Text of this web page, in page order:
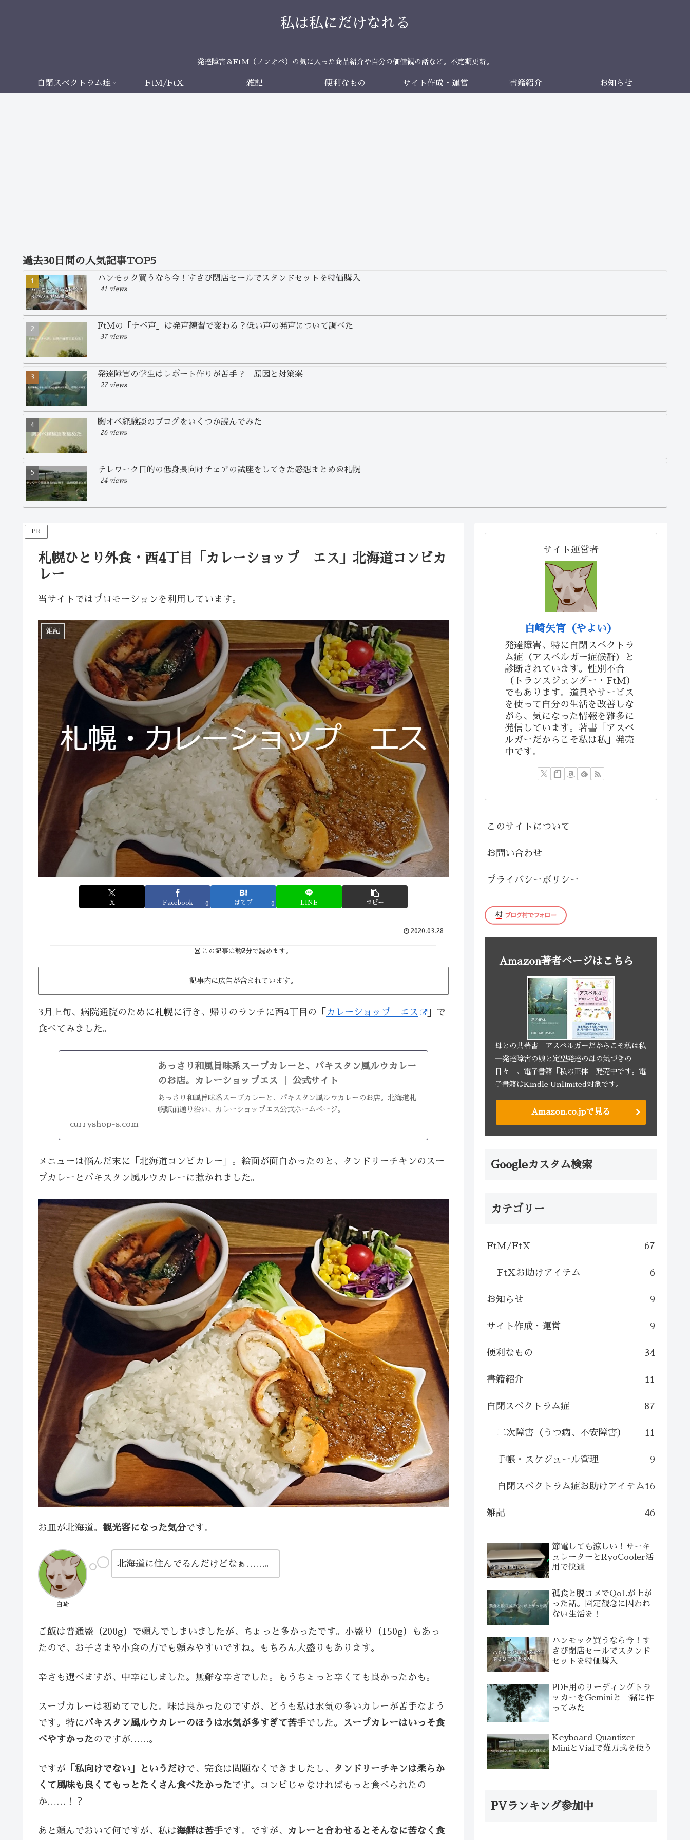
私は私にだけなれる
発達障害＆FtM（ノンオペ）の気に入った商品紹介や自分の価値観の話など。不定期更新。
自閉スペクトラム症 FtM/FtX 雑記 便利なもの サイト作成・運営 書籍紹介 お知らせ
過去30日間の人気記事TOP5
ハンモック買うなら今！すさび閉店セールでスタンドセットを特価購入
41 views
FtMの「ナベ声」は発声練習で変わる？低い声の発声について調べた
37 views
発達障害の学生はレポート作りが苦手？ 原因と対策案
27 views
胸オペ経験談のブログをいくつか読んでみた
26 views
テレワーク目的の低身長向けチェアの試座をしてきた感想まとめ＠札幌
24 views
PR
札幌ひとり外食・西4丁目「カレーショップ エス」北海道コンビカ
レー
当サイトではプロモーションを利用しています。
雑記
X Facebook 0 はてブ 0 LINE コピー
2020.03.28
この記事は約2分で読めます。
記事内に広告が含まれています。
3月上旬、病院通院のために札幌に行き、帰りのランチに西4丁目の「 カレーショップ エス
」で
食べてみました。
あっさり和風旨味系スープカレーと、パキスタン風ルウカレー
のお店。カレーショップエス ｜ 公式サイト
あっさり和風旨味系スープカレーと、パキスタン風ルウカレーのお店。北海道札
幌駅前通り沿い、カレーショップエス公式ホームページ。
curryshop-s.com
メニューは悩んだ末に「北海道コンビカレー」。絵面が面白かったのと、タンドリーチキンのスー
プカレーとパキスタン風ルウカレーに惹かれました。
お皿が北海道。 観光客になった気分です。
白崎
北海道に住んでるんだけどなぁ……。
ご飯は普通盛（200g）で頼んでしまいましたが、ちょっと多かったです。小盛り（150g）もあっ
たので、お子さまや小食の方でも頼みやすいですね。もちろん大盛りもあります。
辛さも選べますが、中辛にしました。無難な辛さでした。もうちょっと辛くても良かったかも。
スープカレーは初めてでした。味は良かったのですが、どうも私は水気の多いカレーが苦手なよう
です。特にパキスタン風ルウカレーのほうは水気が多すぎて苦手でした。
スープカレーはいっそ食
べやすかったのですが……。
ですが 「私向けでない」というだけで、完食は問題なくできましたし、
タンドリーチキンは柔らか
くて風味も良くてもっとたくさん食べたかったです。コンビじゃなければもっと食べられたの
か……！？
あと頼んでおいて何ですが、私は海鮮は苦手です。ですが、 カレーと合わせるとそんなに苦なく食
サイト運営者
白崎矢宵（やよい）
発達障害、特に自閉スペクトラ
ム症（アスペルガー症候群）と
診断されています。性別不合
（トランスジェンダー・FtM）
でもあります。道具やサービス
を使って自分の生活を改善しな
がら、気になった情報を雑多に
発信しています。著書「アスペ
ルガーだからこそ私は私」発売
中です。
このサイトについて
お問い合わせ
プライバシーポリシー
Amazon著者ページはこちら
母との共著書「アスペルガーだからこそ私は私
―発達障害の娘と定型発達の母の気づきの
日々」、電子書籍「私の正体」発売中です。電
子書籍はKindle Unlimited対象です。
Amazon.co.jpで見る
Googleカスタム検索
カテゴリー
FtM/FtX 67
FtXお助けアイテム 6
お知らせ 9
サイト作成・運営 9
便利なもの 34
書籍紹介 11
自閉スペクトラム症 87
二次障害（うつ病、不安障害） 11
手帳・スケジュール管理 9
自閉スペクトラム症お助けアイテム16
雑記 46
節電しても涼しい！サーキ
ュレーターとRyoCooler活
用で快適
孤食と脱コメでQoLが上が
った話。固定観念に囚われ
ない生活を！
ハンモック買うなら今！す
さび閉店セールでスタンド
セットを特価購入
PDF用のリーディングトラ
ッカーをGeminiと一緒に作
ってみた
Keyboard Quantizer
MiniとVialで薙刀式を使う
PVランキング参加中